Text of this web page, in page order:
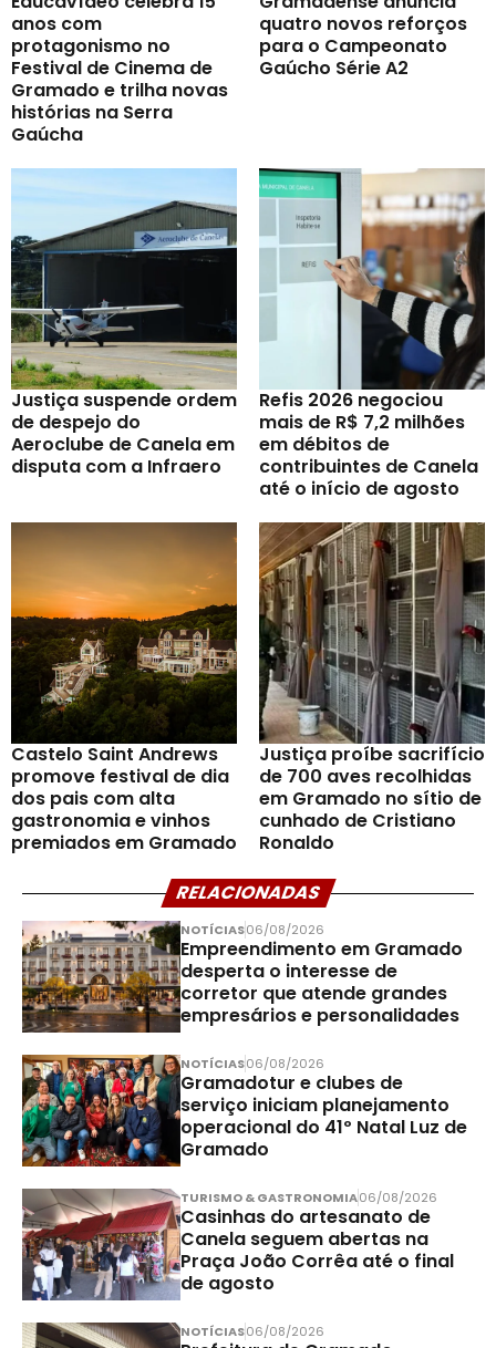
anos com
protagonismo no
Festival de Cinema de
Gramado e trilha novas
histórias na Serra
Gaúcha
quatro novos reforços
para o Campeonato
Gaúcho Série A2
Justiça suspende ordem
de despejo do
Aeroclube de Canela em
disputa com a Infraero
Refis 2026 negociou
mais de R$ 7,2 milhões
em débitos de
contribuintes de Canela
até o início de agosto
Castelo Saint Andrews
promove festival de dia
dos pais com alta
gastronomia e vinhos
premiados em Gramado
Justiça proíbe sacrifício
de 700 aves recolhidas
em Gramado no sítio de
cunhado de Cristiano
Ronaldo
RELACIONADAS
NOTÍCIAS06/08/2026
Empreendimento em Gramado
desperta o interesse de
corretor que atende grandes
empresários e personalidades
NOTÍCIAS06/08/2026
Gramadotur e clubes de
serviço iniciam planejamento
operacional do 41º Natal Luz de
Gramado
TURISMO & GASTRONOMIA06/08/2026
Casinhas do artesanato de
Canela seguem abertas na
Praça João Corrêa até o final
de agosto
NOTÍCIAS06/08/2026